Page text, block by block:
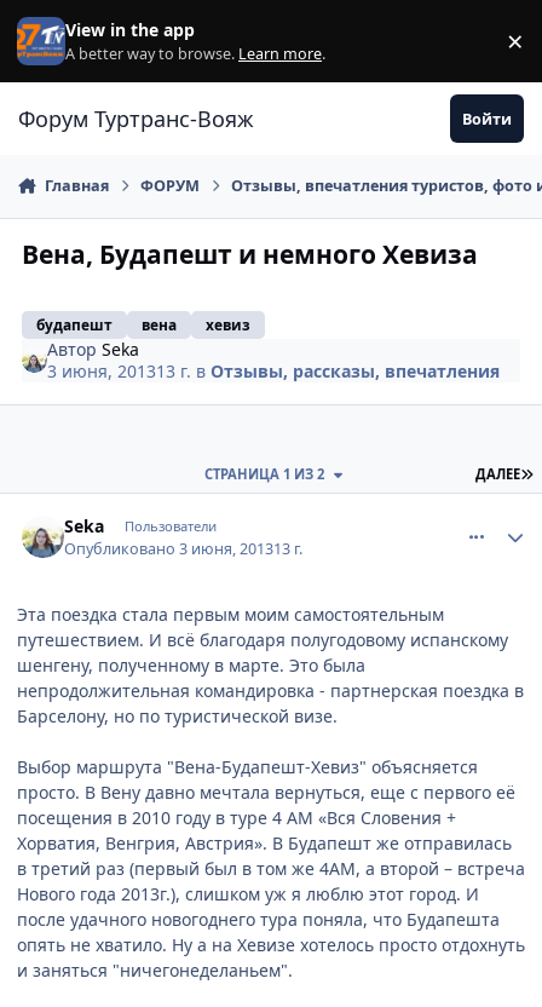
Перейти к содержанию
View in the app
A better way to browse. Learn more. ×
Форум Туртранс-Вояж Войти
Главная ФОРУМ Отзывы, впечатления туристов, фото
Вена, Будапешт и немного Хевиза
будапешт вена хевиз
АвторSeka
3 июня, 201313 г. вОтзывы, рассказы, впечатления
ДАЛЕЕ
СТРАНИЦА 1 ИЗ 2
Seka Пользователи
Опубликовано3 июня, 201313 г.
Эта поездка стала первым моим самостоятельным
путешествием. И всё благодаря полугодовому испанскому
шенгену, полученному в марте. Это была
непродолжительная командировка - партнерская поездка в
Барселону, но по туристической визе.
Выбор маршрута "Вена-Будапешт-Хевиз" объясняется
просто. В Вену давно мечтала вернуться, еще с первого её
посещения в 2010 году в туре 4 АМ «Вся Словения +
Хорватия, Венгрия, Австрия». В Будапешт же отправилась
в третий раз (первый был в том же 4АМ, а второй – встреча
Нового года 2013г.), слишком уж я люблю этот город. И
после удачного новогоднего тура поняла, что Будапешта
опять не хватило. Ну а на Хевизе хотелось просто отдохнуть
и заняться "ничегонеделаньем".